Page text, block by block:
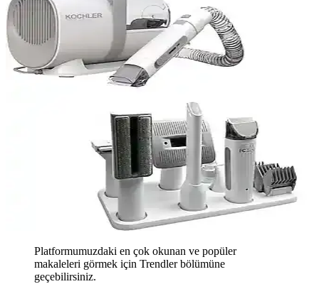
Platformumuzdaki en çok okunan ve popüler
makaleleri görmek için Trendler bölümüne
geçebilirsiniz.